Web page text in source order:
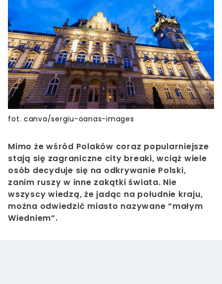
fot. canva/sergiu-oanas-images
Mimo że wśród Polaków coraz popularniejsze
stają się zagraniczne city breaki, wciąż wiele
osób decyduje się na odkrywanie Polski,
zanim ruszy w inne zakątki świata. Nie
wszyscy wiedzą, że jadąc na południe kraju,
można odwiedzić miasto nazywane “małym
Wiedniem”.